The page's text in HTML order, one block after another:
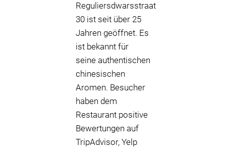
Reguliersdwarsstraat
30 ist seit über 25
Jahren geöffnet. Es
ist bekannt für
seine authentischen
chinesischen
Aromen. Besucher
haben dem
Restaurant positive
Bewertungen auf
TripAdvisor, Yelp